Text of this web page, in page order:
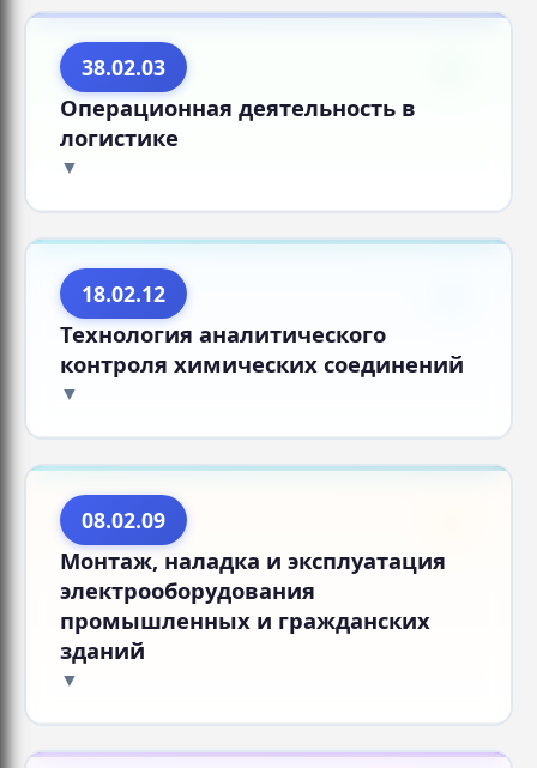
38.02.03
Операционная деятельность в
логистике
18.02.12
Технология аналитического
контроля химических соединений
08.02.09
Монтаж, наладка и эксплуатация
электрооборудования
промышленных и гражданских
зданий